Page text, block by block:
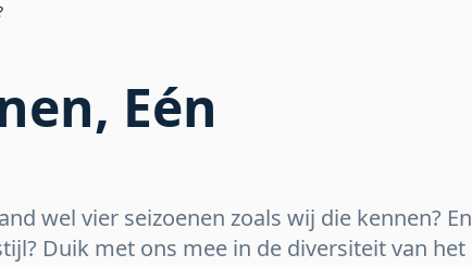
Eén
wel vier seizoenen zoals wij die kennen? En
Duik met ons mee in de diversiteit van het